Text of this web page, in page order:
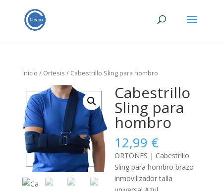
Inicio / Ortesis / Cabestrillo Sling para hombro
Cabestrillo
Sling para
hombro
12,99 €
ORTONES | Cabestrillo
Sling para hombro brazo
inmovilizador talla